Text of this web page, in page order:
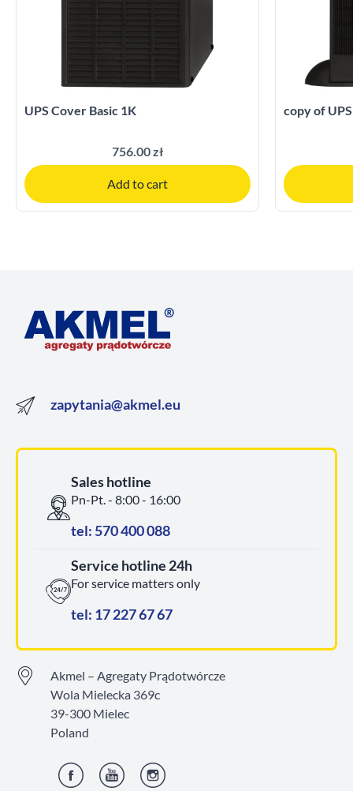
UPS Cover Basic 1K
756.00 zł
Add to cart
copy of
zapytania@akmel.eu
Sales hotline
Pn-Pt. - 8:00 - 16:00
tel: 570 400 088
Service hotline 24h
For service matters only
tel: 17 227 67 67
Akmel – Agregaty Prądotwórcze
Wola Mielecka 369c
39-300 Mielec
Poland